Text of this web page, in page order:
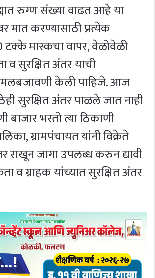
रुग्ण संख्या वाढत आहे या
मात करण्यासाठी प्रत्येक
टक्के मास्कचा वापर, वेळोवेळी
व सुरक्षित अंतर याची
केली पाहिजे. आज
सुरक्षित अंतर पाळले जात नाही
बाजार भरतो त्या ठिकाणी
ग्रामपंचायत यांनी विक्रेते
राखून जागा उपलब्ध करुन द्यावी
व ग्राहक यांच्यात सुरक्षित अंतर